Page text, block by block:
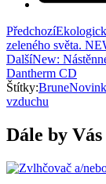
Předchozí
zeleného světa.
DalšíNew:
Dantherm CD
Štítky:Brune
vzduchu
Dále by